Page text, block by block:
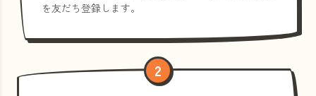
を友だち登録します。
2